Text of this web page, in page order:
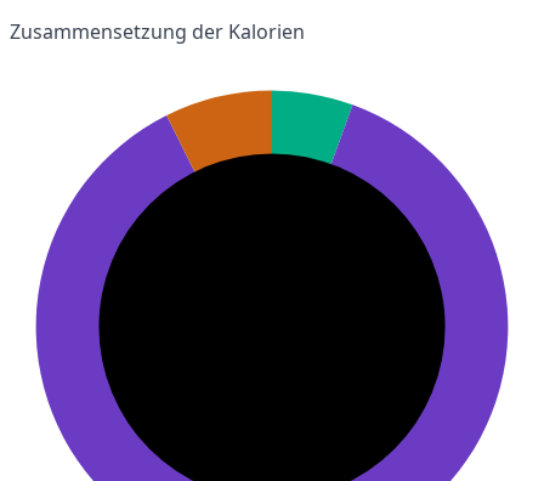
Zusammensetzung der Kalorien